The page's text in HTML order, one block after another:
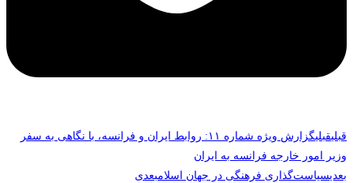
قبلیقبلی
گزارش ویژه شماره ۱۱: روابط ایران و فرانسه، با نگاهی به سفر
وزیر امور خارجه فرانسه به ایران
بعدیسیاست‌گذاری فرهنگی در جهان اسلامبعدی